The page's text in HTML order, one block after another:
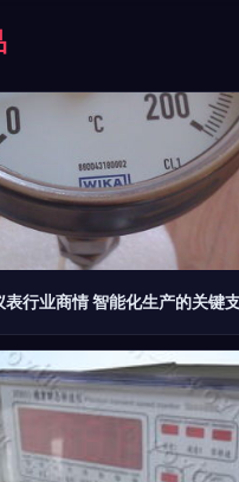
表行业商情 智能化生产的关键